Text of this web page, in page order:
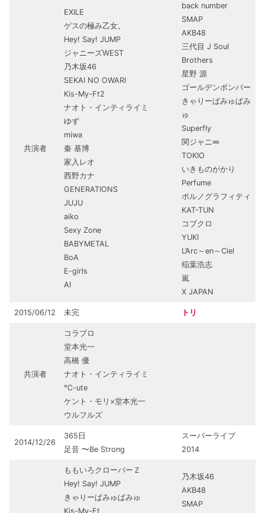
共演者
EXILE
ゲスの極み乙女。
Hey! Say! JUMP
ジャニーズWEST
乃木坂46
SEKAI NO OWARI
Kis-My-Ft2
ナオト・インティライミ
ゆず
miwa
秦 基博
家入レオ
西野カナ
GENERATIONS
JUJU
aiko
Sexy Zone
BABYMETAL
BoA
E-girls
AI
back number
SMAP
AKB48
三代目 J Soul
Brothers
星野 源
ゴールデンボンバー
きゃりーぱみゅぱみ
ゅ
Superfly
関ジャニ∞
TOKIO
いきものがかり
Perfume
ポルノグラフィティ
KAT-TUN
コブクロ
YUKI
L’Arc～en～Ciel
稲葉浩志
嵐
X JAPAN
2015/06/12 未完 トリ
共演者
コラブロ
堂本光一
高橋 優
ナオト・インティライミ
℃-ute
ケント・モリ×堂本光一
ウルフルズ
2014/12/26
365日
足音 〜Be Strong
スーパーライブ
2014
ももいろクローバーＺ
Hey! Say! JUMP
きゃりーぱみゅぱみゅ
Kis-My-Ft
乃木坂46
AKB48
SMAP